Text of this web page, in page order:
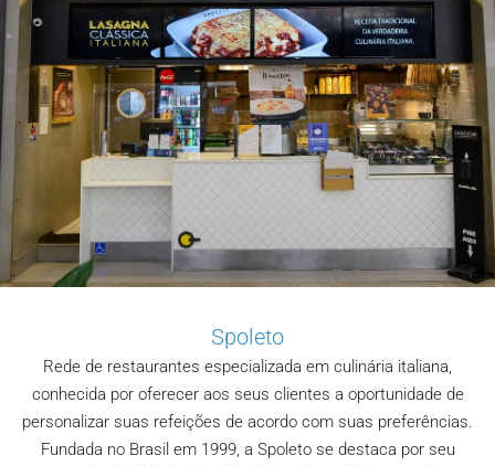
Spoleto
Rede de restaurantes especializada em culinária italiana,
conhecida por oferecer aos seus clientes a oportunidade de
personalizar suas refeições de acordo com suas preferências.
Fundada no Brasil em 1999, a Spoleto se destaca por seu